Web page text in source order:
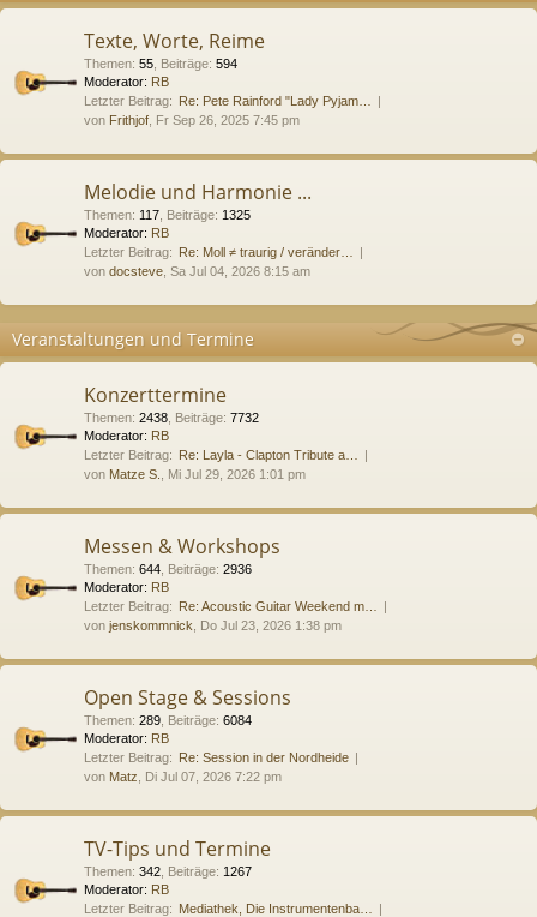
Texte, Worte, Reime
Themen: 55 Beiträge: 594
Moderator: RB
Letzter Beitrag: Re: Pete Rainford "Lady Pyjam…
von Frithjof , Fr Sep 26, 2025 7:45 pm
Melodie und Harmonie ...
Themen: 117 Beiträge: 1325
Moderator: RB
Letzter Beitrag: Re: Moll ≠ traurig / veränder…
von docsteve , Sa Jul 04, 2026 8:15 am
Veranstaltungen und Termine
Konzerttermine
Themen: 2438 Beiträge: 7732
Moderator: RB
Letzter Beitrag: Re: Layla - Clapton Tribute a…
von Matze S. , Mi Jul 29, 2026 1:01 pm
Messen & Workshops
Themen: 644 Beiträge: 2936
Moderator: RB
Letzter Beitrag: Re: Acoustic Guitar Weekend m…
von jenskommnick , Do Jul 23, 2026 1:38 pm
Open Stage & Sessions
Themen: 289 Beiträge: 6084
Moderator: RB
Letzter Beitrag: Re: Session in der Nordheide
von Matz , Di Jul 07, 2026 7:22 pm
TV-Tips und Termine
Themen: 342 Beiträge: 1267
Moderator: RB
Letzter Beitrag: Mediathek, Die Instrumentenba…